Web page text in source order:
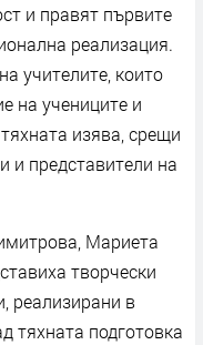
и правят първите
реализация.
учителите, които
на учениците и
изява, срещи
и представители на
Мариета
творчески
реализирани в
тяхната подготовка